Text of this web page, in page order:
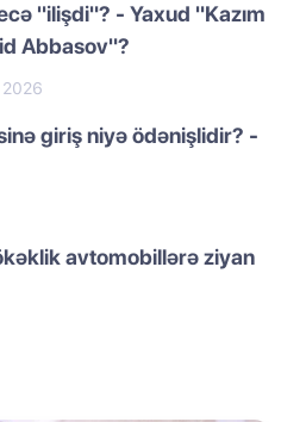
"ilişdi"? - Yaxud "Kazım
Abbasov"?
giriş niyə ödənişlidir? -
avtomobillərə ziyan